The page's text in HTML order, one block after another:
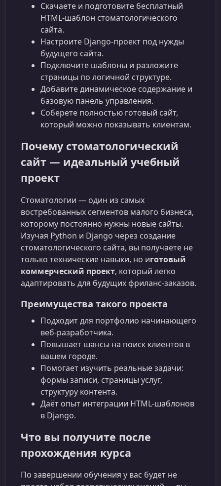
Скачаете и подготовите бесплатный
HTML‑шаблон стоматологического
сайта.
Настроите Django‑проект под нужды
будущего сайта.
Подключите шаблоны и разложите
страницы по логичной структуре.
Добавите динамическое содержание и
базовую панель управления.
Соберете полностью готовый сайт,
который можно показывать клиентам.
Почему стоматологический
сайт — идеальный учебный
проект
Стоматологии — один из самых
востребованных сегментов малого бизнеса,
которому постоянно нужны новые сайты.
Изучая Python и Django через создание
стоматологического сайта, вы получаете не
только технические навыки, но иготовый
коммерческий проект, который легко
адаптировать для будущих фриланс‑заказов.
Преимущества такого проекта
Подходит для портфолио начинающего
веб‑разработчика.
Повышает шансы на поиск клиентов в
вашем городе.
Помогает изучить реальные задачи:
формы записи, страницы услуг,
структуру контента.
Даёт опыт интеграции HTML‑шаблонов
в Django.
Что вы получите после
прохождения курса
По завершении обучения у вас будет не